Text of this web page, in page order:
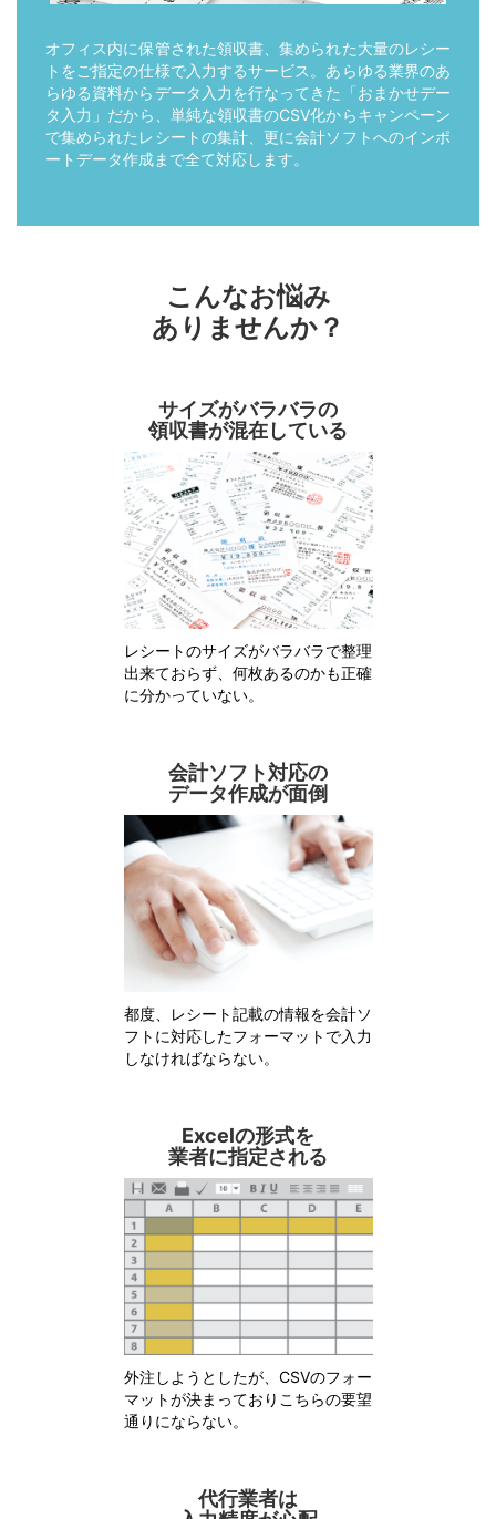
オフィス内に保管された領収書、集められた大量のレシー
トをご指定の仕様で入力するサービス。あらゆる業界のあ
らゆる資料からデータ入力を行なってきた「おまかせデー
タ入力」だから、単純な領収書のCSV化からキャンペーン
で集められたレシートの集計、更に会計ソフトへのインポ
ートデータ作成まで全て対応します。
こんなお悩み
ありませんか？
サイズがバラバラの
領収書が混在している
レシートのサイズがバラバラで整理
出来ておらず、何枚あるのかも正確
に分かっていない。
会計ソフト対応の
データ作成が面倒
都度、レシート記載の情報を会計ソ
フトに対応したフォーマットで入力
しなければならない。
Excelの形式を
業者に指定される
外注しようとしたが、CSVのフォー
マットが決まっておりこちらの要望
通りにならない。
代行業者は